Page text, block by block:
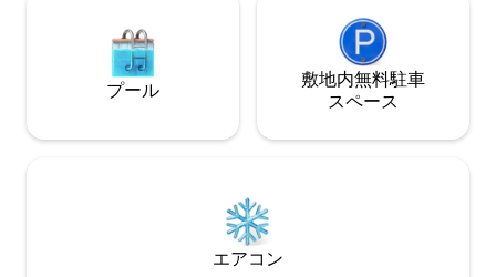
プール
敷地内無料駐⁠車
ス⁠ペ⁠ー⁠ス
エアコン